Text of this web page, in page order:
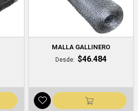
MALLA GALLINERO
Desde $46.484